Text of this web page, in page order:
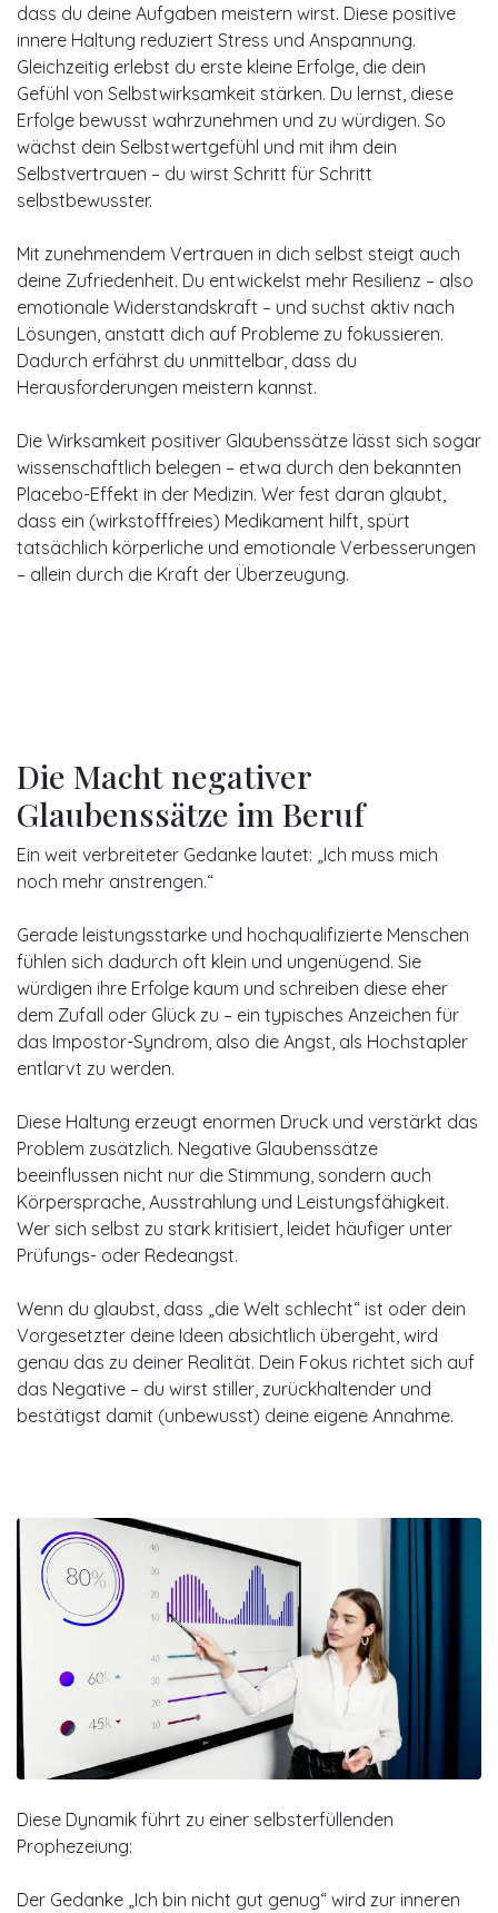
dass du deine Aufgaben meistern wirst. Diese positive
innere Haltung reduziert Stress und Anspannung.
Gleichzeitig erlebst du erste kleine Erfolge, die dein
Gefühl von Selbstwirksamkeit stärken. Du lernst, diese
Erfolge bewusst wahrzunehmen und zu würdigen. So
wächst dein Selbstwertgefühl und mit ihm dein
Selbstvertrauen – du wirst Schritt für Schritt
selbstbewusster.
Mit zunehmendem Vertrauen in dich selbst steigt auch
deine Zufriedenheit. Du entwickelst mehr Resilienz – also
emotionale Widerstandskraft – und suchst aktiv nach
Lösungen, anstatt dich auf Probleme zu fokussieren.
Dadurch erfährst du unmittelbar, dass du
Herausforderungen meistern kannst.
Die Wirksamkeit positiver Glaubenssätze lässt sich sogar
wissenschaftlich belegen – etwa durch den bekannten
Placebo-Effekt in der Medizin. Wer fest daran glaubt,
dass ein (wirkstofffreies) Medikament hilft, spürt
tatsächlich körperliche und emotionale Verbesserungen
– allein durch die Kraft der Überzeugung.
Die Macht negativer
Glaubenssätze im Beruf
Ein weit verbreiteter Gedanke lautet: „Ich muss mich
noch mehr anstrengen.“
Gerade leistungsstarke und hochqualifizierte Menschen
fühlen sich dadurch oft klein und ungenügend. Sie
würdigen ihre Erfolge kaum und schreiben diese eher
dem Zufall oder Glück zu – ein typisches Anzeichen für
das Impostor-Syndrom, also die Angst, als Hochstapler
entlarvt zu werden.
Diese Haltung erzeugt enormen Druck und verstärkt das
Problem zusätzlich. Negative Glaubenssätze
beeinflussen nicht nur die Stimmung, sondern auch
Körpersprache, Ausstrahlung und Leistungsfähigkeit.
Wer sich selbst zu stark kritisiert, leidet häufiger unter
Prüfungs- oder Redeangst.
Wenn du glaubst, dass „die Welt schlecht“ ist oder dein
Vorgesetzter deine Ideen absichtlich übergeht, wird
genau das zu deiner Realität. Dein Fokus richtet sich auf
das Negative – du wirst stiller, zurückhaltender und
bestätigst damit (unbewusst) deine eigene Annahme.
Diese Dynamik führt zu einer selbsterfüllenden
Prophezeiung:
Der Gedanke „Ich bin nicht gut genug“ wird zur inneren